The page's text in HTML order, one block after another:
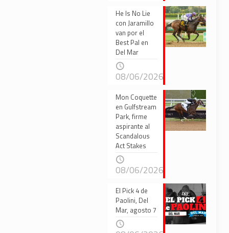
He Is No Lie
con Jaramillo
van por el
Best Pal en
Del Mar
08/06/2026
Mon Coquette
en Gulfstream
Park, firme
aspirante al
Scandalous
Act Stakes
08/06/2026
El Pick 4 de
Paolini, Del
Mar, agosto 7